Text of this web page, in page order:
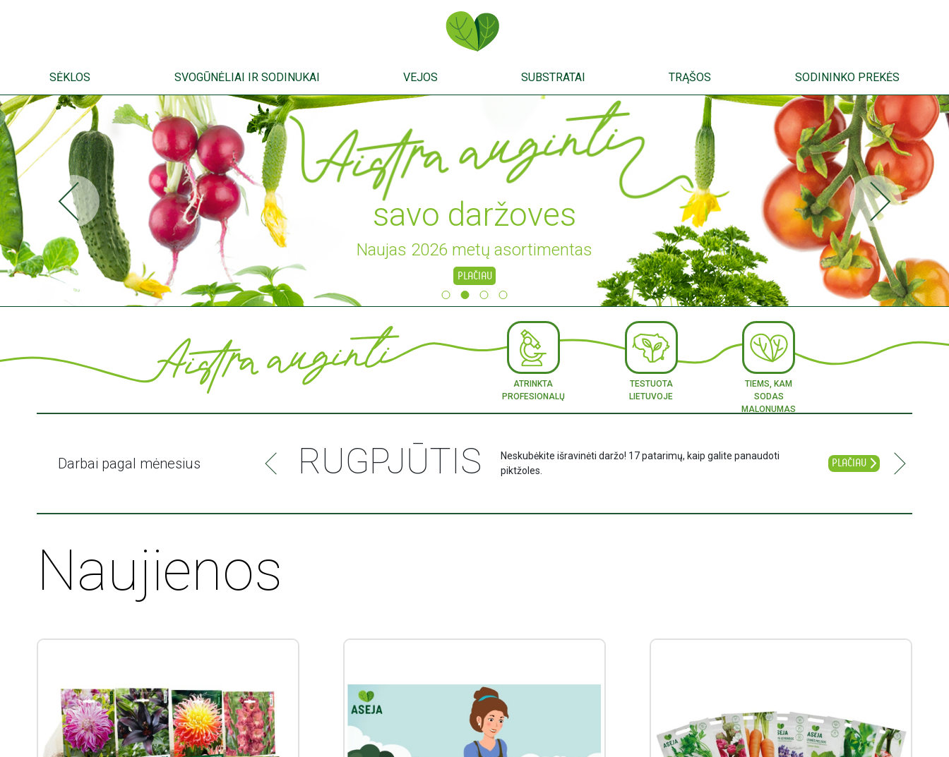
ET LV LT
SĖKLOS SVOGŪNĖLIAI IR SODINUKAI VEJOS SUBSTRATAI TRĄŠOS SODININKO PREKĖS
savo daržoves
Naujas 2026 metų asortimentas
PLAČIAU
ATRINKTA
PROFESIONALŲ
TESTUOTA
LIETUVOJE
TIEMS, KAM
SODAS
MALONUMAS
Darbai pagal mėnesius
savo augalų ir RUGPJŪTIS
Neskubėkite išravinėti daržo! 17 patarimų, kaip galite panaudoti
piktžoles.
PLAČIAU
Naujienos